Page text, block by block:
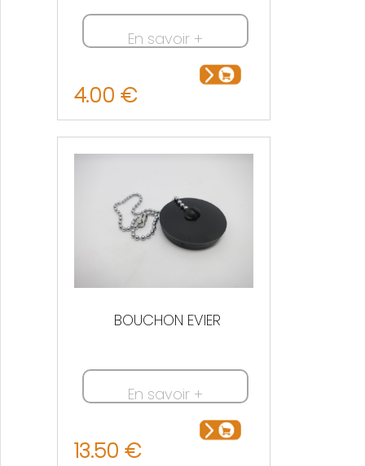
En savoir +
4.00 €
BOUCHON EVIER
En savoir +
13.50 €